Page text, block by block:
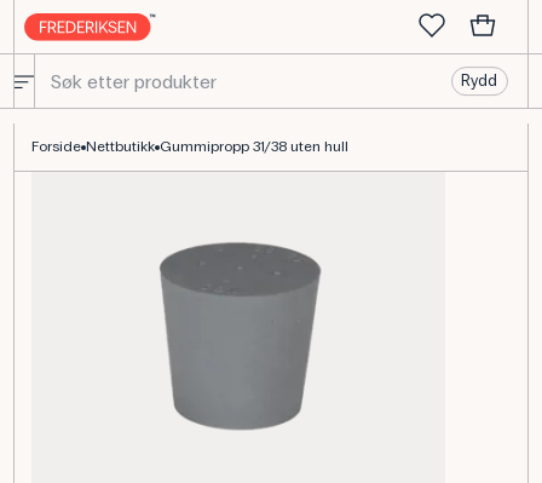
Rydd
Forside Nettbutikk Gummipropp 31/38 uten hull